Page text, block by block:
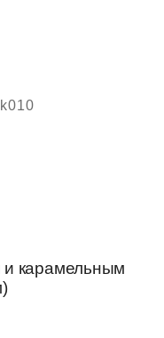
карамельным